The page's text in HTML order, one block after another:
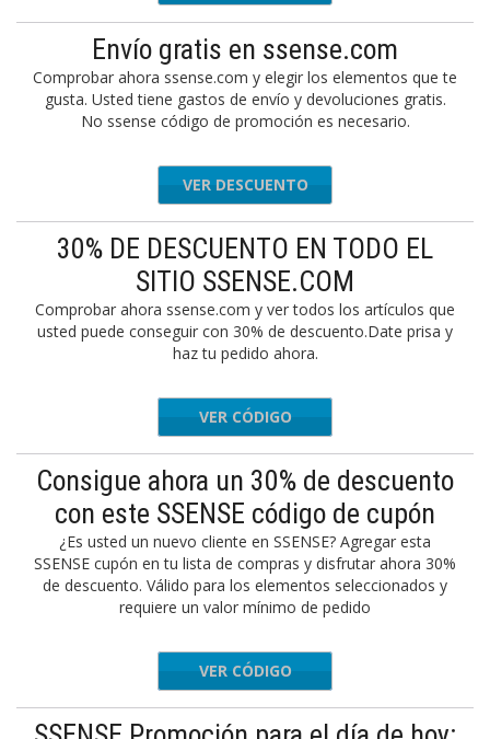
Envío gratis en ssense.com
Comprobar ahora ssense.com y elegir los elementos que te
gusta. Usted tiene gastos de envío y devoluciones gratis.
No ssense código de promoción es necesario.
VER DESCUENTO
30% DE DESCUENTO EN TODO EL
SITIO SSENSE.COM
Comprobar ahora ssense.com y ver todos los artículos que
usted puede conseguir con 30% de descuento.Date prisa y
haz tu pedido ahora.
OPFIRST
VER CÓDIGO
Consigue ahora un 30% de descuento
con este SSENSE código de cupón
¿Es usted un nuevo cliente en SSENSE? Agregar esta
SSENSE cupón en tu lista de compras y disfrutar ahora 30%
de descuento. Válido para los elementos seleccionados y
requiere un valor mínimo de pedido
OPFIRST
VER CÓDIGO